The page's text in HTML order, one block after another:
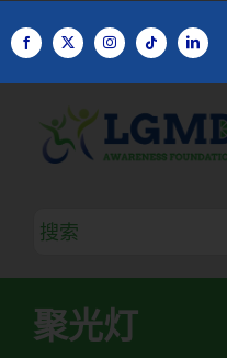
至
搜
查
询
聚光灯